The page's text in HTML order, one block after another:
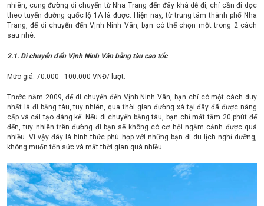
nhiên, cung đường di chuyển từ Nha Trang đến đây khá dễ đi, chỉ cần đi dọc
theo tuyến đường quốc lộ 1A là được. Hiện nay, từ trung tâm thành phố Nha
Trang, để di chuyển đến Vịnh Ninh Vân, bạn có thể chọn một trong 2 cách
sau nhé.
2.1. Di chuyển đến Vịnh Ninh Vân bằng tàu cao tốc
Mức giá: 70.000 - 100.000 VNĐ/ lượt.
Trước năm 2009, để di chuyển đến Vịnh Ninh Vân, bạn chỉ có một cách duy
nhất là đi bằng tàu, tuy nhiên, qua thời gian đường xá tại đây đã được nâng
cấp và cải tạo đáng kể. Nếu di chuyển bằng tàu, bạn chỉ mất tầm 20 phút để
đến, tuy nhiên trên đường đi bạn sẽ không có cơ hội ngắm cảnh được quá
nhiều. Vì vậy đây là hình thức phù hợp với những bạn đi du lịch nghỉ dưỡng,
không muốn tốn sức và mất thời gian quá nhiều.